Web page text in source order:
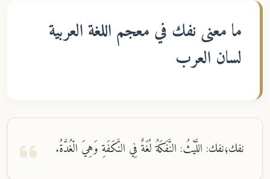
ما معنىنفك في معجم اللغة العربية
لسان العرب
نفك؛نفك: اللَّيْثُ: النَّفَكَةُ لُغَةٌ فِي النَّكَفَةِ وَهِيَ الْغُدَّةُ.